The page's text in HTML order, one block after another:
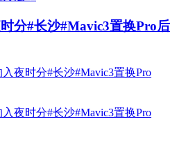
分#长沙#Mavic3置换Pro后